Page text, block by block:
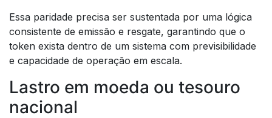
Essa paridade precisa ser sustentada por uma lógica
consistente de emissão e resgate, garantindo que o
token exista dentro de um sistema com previsibilidade
e capacidade de operação em escala.
Lastro em moeda ou tesouro
nacional